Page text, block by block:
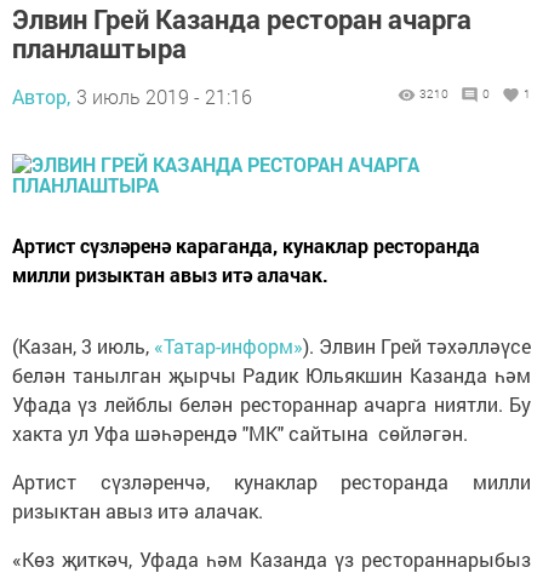
Элвин Грей Казанда ресторан ачарга
планлаштыра
Автор, 3 июль 2019 - 21:16 3210 0 1
Артист сүзләренә караганда, кунаклар ресторанда
милли ризыктан авыз итә алачак.
(Казан, 3 июль, «Татар-информ»). Элвин Грей тәхәлләүсе
белән танылган җырчы Радик Юльякшин Казанда һәм
Уфада үз лейблы белән рестораннар ачарга ниятли. Бу
хакта ул Уфа шәһәрендә "МК" сайтына сөйләгән.
Артист сүзләренчә, кунаклар ресторанда милли
ризыктан авыз итә алачак.
«Көз җиткәч, Уфада һәм Казанда үз рестораннарыбыз